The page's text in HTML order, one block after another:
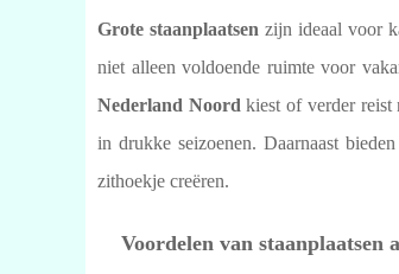
Grote staanplaatsen zijn ideaal voor
niet alleen voldoende ruimte voor
Nederland Noord kiest of verder reist
in drukke seizoenen. Daarnaast bieden
zithoekje creëren.
Voordelen van staanplaatsen